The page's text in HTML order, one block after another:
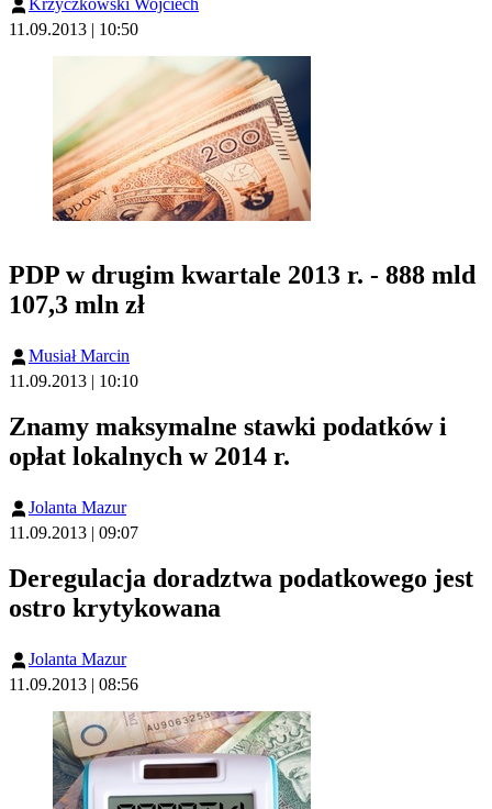
11.09.2013 | 10:50
PDP w drugim kwartale 2013 r. - 888 mld
107,3 mln zł
Musiał Marcin
11.09.2013 | 10:10
Znamy maksymalne stawki podatków i
opłat lokalnych w 2014 r.
Jolanta Mazur
11.09.2013 | 09:07
Deregulacja doradztwa podatkowego jest
ostro krytykowana
Jolanta Mazur
11.09.2013 | 08:56